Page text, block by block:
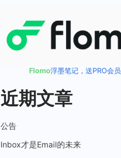
Flomo浮墨笔记，送PRO会员
近期文章
公告
Inbox才是Email的未来